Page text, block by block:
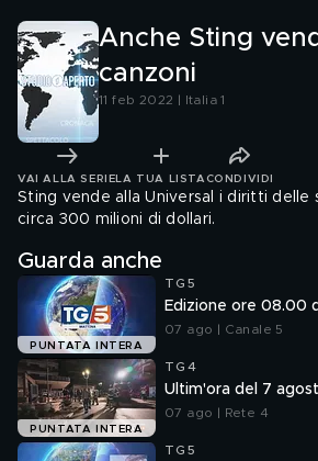
Anche Sting
canzoni
11 feb 2022 | Italia 1
VAI ALLA SERIE LA TUA LISTA CONDIVIDI
Sting vende alla Universal i diritti delle
circa 300 milioni di dollari.
Guarda anche
PUNTATA INTERA
TG5
Edizione ore 08.00
07 ago | Canale 5
PUNTATA INTERA
TG4
Ultim'ora del 7
07 ago | Rete 4
TG5